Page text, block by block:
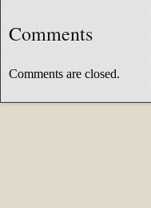
Comments
Comments are closed.